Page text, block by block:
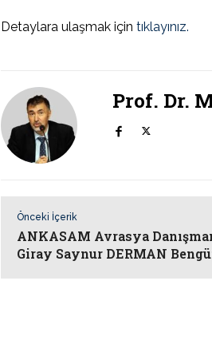
Detaylara ulaşmak için tıklayınız.
Prof. Dr.
Önceki İçerik
ANKASAM Avrasya
Giray Saynur DERMAN